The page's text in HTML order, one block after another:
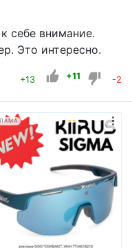
себе внимание.
Это интересно.
+13 +11 -2